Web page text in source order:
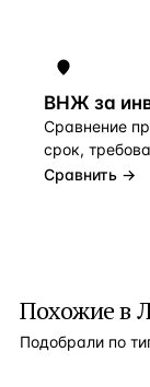
ВНЖ за
Сравнение
срок,
Сравнить →
Похожие в
Подобрали по